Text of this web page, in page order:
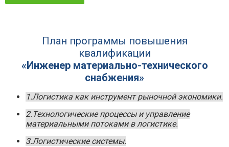
План программы повышения
квалификации
«Инженер материально-технического
снабжения»
1.Логистика как инструмент рыночной экономики.
2.Технологические процессы и управление
материальными потоками в логистике.
3.Логистические системы.